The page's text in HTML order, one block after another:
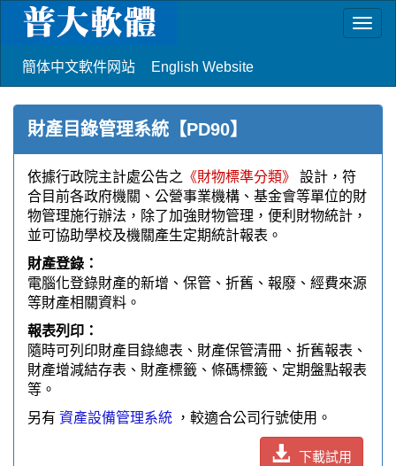
簡体中文軟件网站
English Website
財產目錄管理系統【PD90】
依據行政院主計處公告之 《財物標準分類》
設計，符
合目前各政府機關、公營事業機構、基金會等單位的財
物管理施行辦法，除了加強財物管理，便利財物統計，
並可協助學校及機關產生定期統計報表。
財產登錄：
電腦化登錄財產的新增、保管、折舊、報廢、經費來源
等財產相關資料。
報表列印：
隨時可列印財產目錄總表、財產保管清冊、折舊報表、
財產增減結存表、財產標籤、條碼標籤、定期盤點報表
等。
另有 資產設備管理系統 ，較適合公司行號使用。
下載試用